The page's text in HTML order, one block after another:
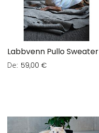
Labbvenn Pullo Sweater
De 59,00 €